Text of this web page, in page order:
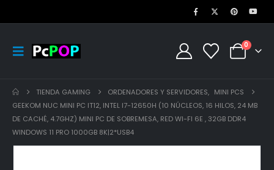
0
TIENDA GAMING ORDENADORES Y SERVIDORES, MINI PCS
GEEKOM NUC MINI PC IT12, INTEL I7-12650H (10 NÚCLEOS, 16 HILOS, 24 MB
DE CACHÉ, 4.7GHZ) MINI PC DE SOBREMESA, RED WI-FI 6E , 32GB DDR4
WINDOWS 11 PRO 1000GB 8K|2*USB4